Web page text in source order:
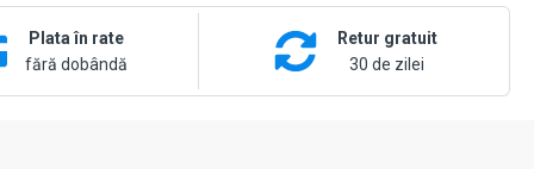
Plata în rate
fără dobândă
Retur gratuit
30 de zilei